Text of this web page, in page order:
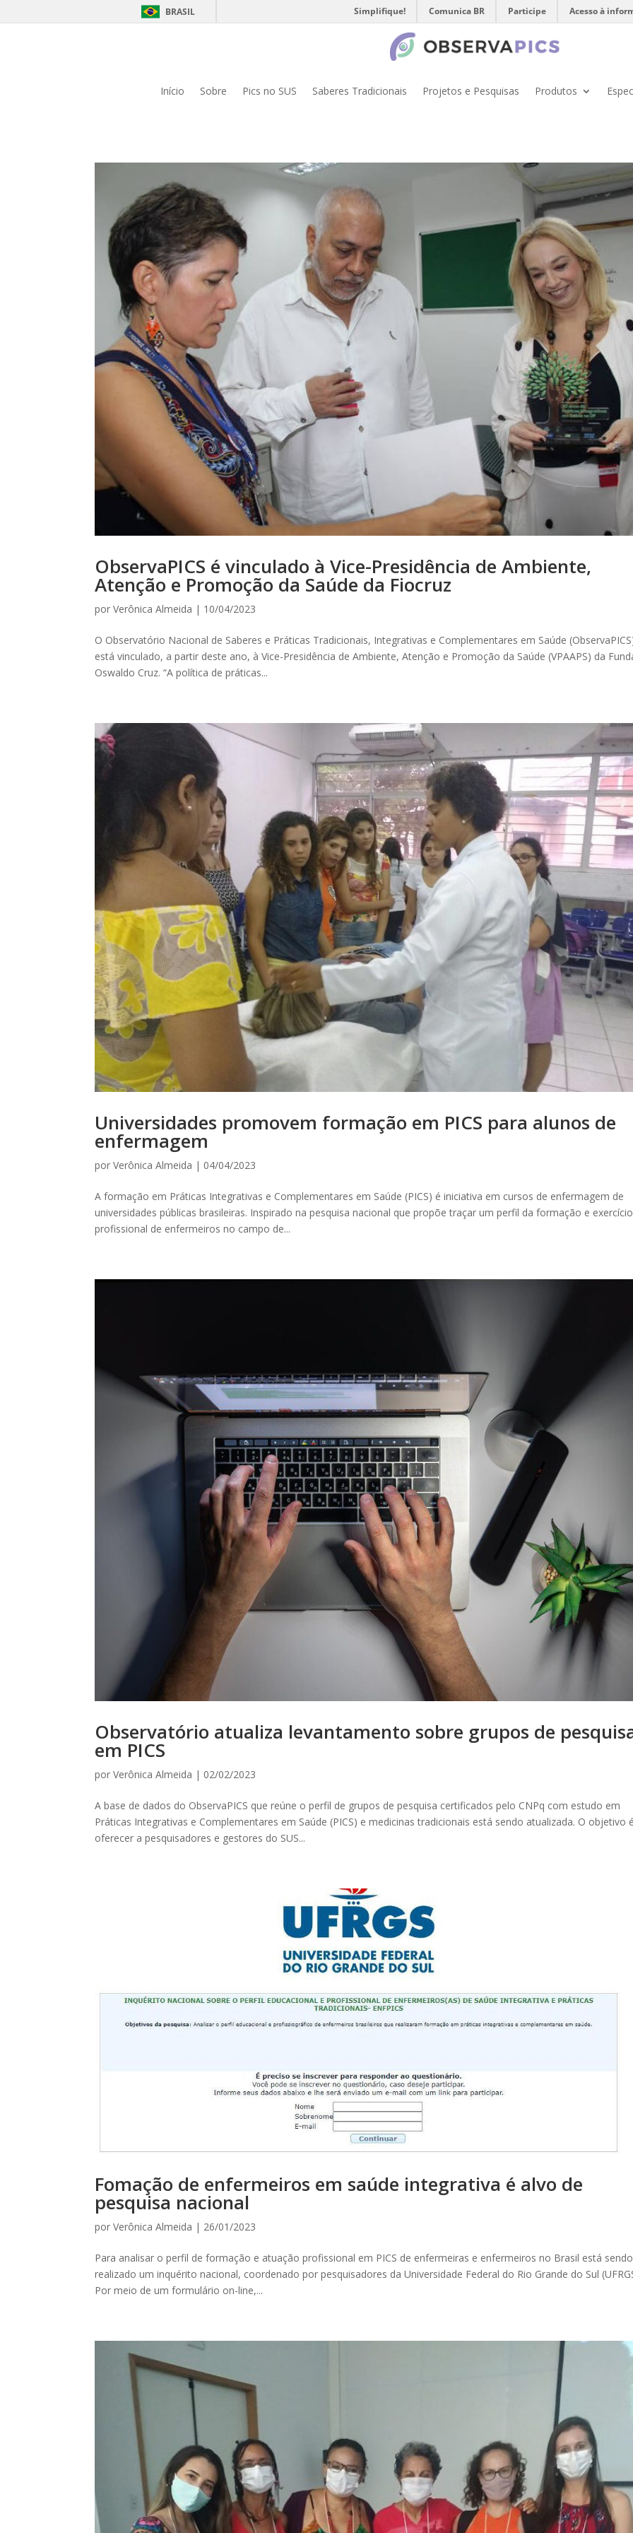
BRASIL Simplifique! Comunica BR Participe Acesso à
Início Sobre Pics no SUS Saberes Tradicionais Projetos e Pesquisas Produtos
ObservaPICS é vinculado à Vice-Presidência de Ambiente,
Atenção e Promoção da Saúde da Fiocruz
porVerônica Almeida | 10/04/2023
O Observatório Nacional de Saberes e Práticas Tradicionais, Integrativas e Complementares em Saúde
está vinculado, a partir deste ano, à Vice-Presidência de Ambiente, Atenção e Promoção da Saúde (VPAAPS) da
Oswaldo Cruz. “A política de práticas...
Universidades promovem formação em PICS para alunos de
enfermagem
porVerônica Almeida | 04/04/2023
A formação em Práticas Integrativas e Complementares em Saúde (PICS) é iniciativa em cursos de enfermagem de
universidades públicas brasileiras. Inspirado na pesquisa nacional que propõe traçar um perfil da formação e exercício
profissional de enfermeiros no campo de...
Observatório atualiza levantamento sobre grupos de
em PICS
porVerônica Almeida | 02/02/2023
A base de dados do ObservaPICS que reúne o perfil de grupos de pesquisa certificados pelo CNPq com estudo em
Práticas Integrativas e Complementares em Saúde (PICS) e medicinas tradicionais está sendo atualizada. O objetivo
oferecer a pesquisadores e gestores do SUS...
Fomação de enfermeiros em saúde integrativa é alvo de
pesquisa nacional
porVerônica Almeida | 26/01/2023
Para analisar o perfil de formação e atuação profissional em PICS de enfermeiras e enfermeiros no Brasil está sendo
realizado um inquérito nacional, coordenado por pesquisadores da Universidade Federal do Rio Grande do Sul
Por meio de um formulário on-line,...